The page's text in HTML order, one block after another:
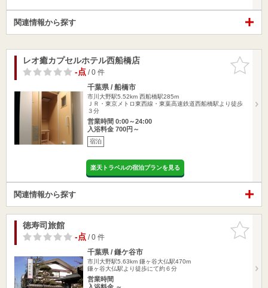
関連情報から探す
お気に入
りに追加
レオ癒カプセルホテル西船橋店
-点/ 0 件
千葉県 / 船橋市
市川大野駅5.52km 西船橋駅285m
ＪＲ・東京メトロ東西線・東葉高速鉄道西船橋駅より徒歩
３分
営業時間 0:00～24:00
入浴料金 700円～
宿泊
楽天トラベルの宿泊プランを見る
関連情報から探す
お気に入
りに追加
徳寿司旅館
-点/ 0 件
千葉県 / 鎌ケ谷市
市川大野駅5.63km 鎌ヶ谷大仏駅470m
鎌ヶ谷大仏駅より徒歩にて約６分
営業時間